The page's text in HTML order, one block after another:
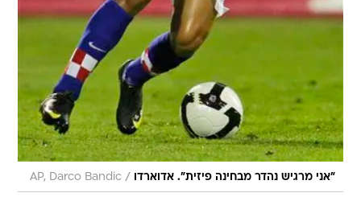
"אני מרגיש נהדר מבחינה פיזית". אדוארדו /
AP, Darco Bandic